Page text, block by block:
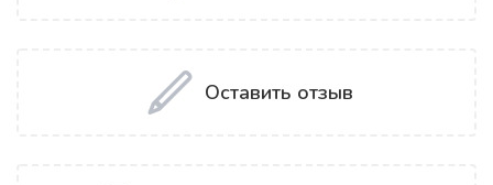
Оставить отзыв